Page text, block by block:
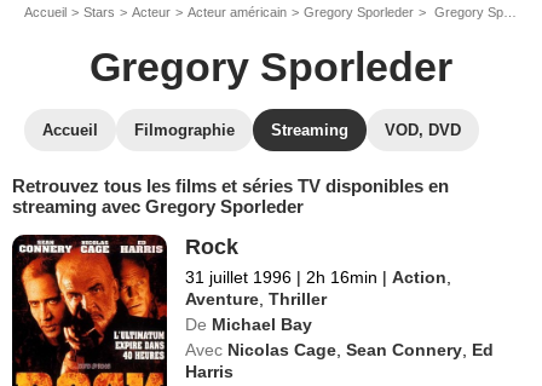
Accueil Stars Acteur Acteur américain Gregory Sporleder Gregory Sporleder : Films et séries online
Gregory Sporleder
Accueil Filmographie Streaming VOD, DVD
Retrouvez tous les films et séries TV disponibles en
streaming avec Gregory Sporleder
Rock
31 juillet 1996 | 2h 16min | Action
Aventure ,Thriller
De Michael Bay
Avec Nicolas Cage ,Sean Connery Ed
Harris